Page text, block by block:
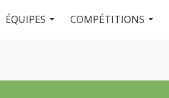
ÉQUIPES COMPÉTITIONS